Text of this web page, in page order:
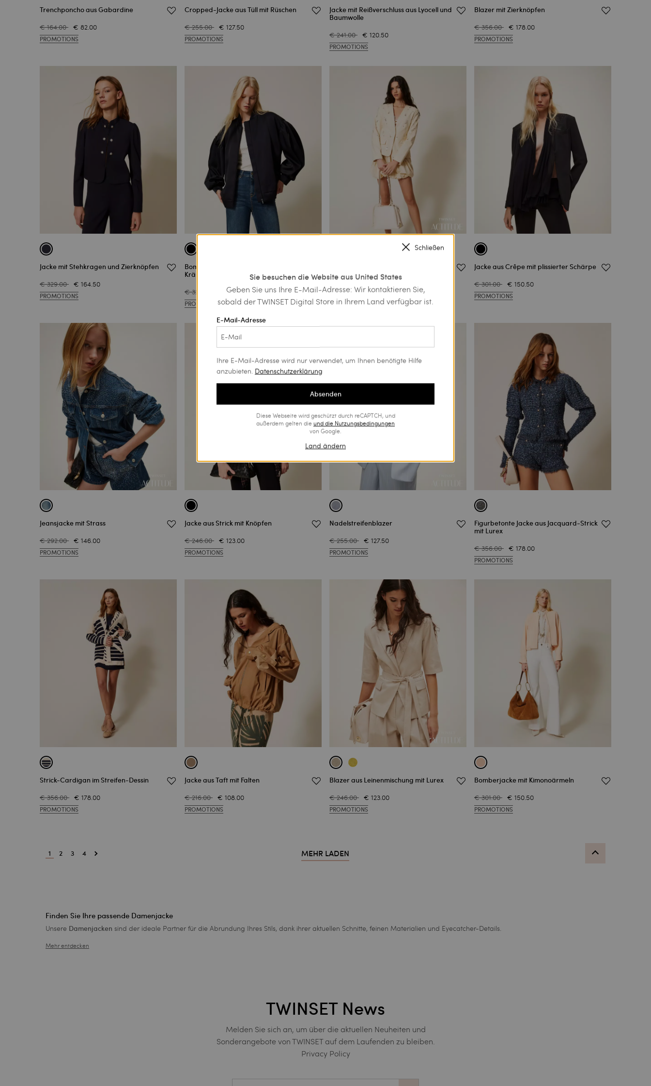
Trenchponcho aus Gabardine
€ 164.00 € 82.00
PROMOTIONS
Cropped-Jacke aus Tüll mit Rüschen
€ 255.00 € 127.50
PROMOTIONS
Jacke mit Reißverschluss aus Lyocell und
Baumwolle
€ 241.00 € 120.50
PROMOTIONS
Blazer mit Zierknöpfen
€ 356.00 € 178.00
PROMOTIONS
Jacke mit Stehkragen und Zierknöpfen
€ 329.00 € 164.50
PROMOTIONS
Bomberjacke aus Duchesse mit
Kräuselung
€ 329.00 € 164.50
PROMOTIONS
Jacke aus Crêpe mit plissierter Schärpe
€ 301.00 € 150.50
PROMOTIONS
Jeansjacke mit Strass
€ 292.00 € 146.00
PROMOTIONS
Jacke aus Strick mit Knöpfen
€ 246.00 € 123.00
PROMOTIONS
Nadelstreifenblazer
€ 255.00 € 127.50
PROMOTIONS
Figurbetonte Jacke aus Jacquard-Strick
mit Lurex
€ 356.00 € 178.00
PROMOTIONS
Strick-Cardigan im Streifen-Dessin
€ 356.00 € 178.00
PROMOTIONS
Jacke aus Taft mit Falten
€ 216.00 € 108.00
PROMOTIONS
Blazer aus Leinenmischung mit Lurex
€ 246.00 € 123.00
PROMOTIONS
Bomberjacke mit Kimonoärmeln
€ 301.00 € 150.50
PROMOTIONS
1 2 3 4 MEHR LADEN
Finden Sie Ihre passende Damenjacke
Unsere Damenjacken sind der ideale Partner für die Abrundung Ihres Stils, dank ihrer aktuellen Schnitte, feinen Materialien und Eyecatcher-Details.
Mehr entdecken
TWINSET News
Melden Sie sich an, um über die aktuellen Neuheiten und
Sonderangebote von TWINSET auf dem Laufenden zu bleiben.
Privacy Policy
Schließen
Sie besuchen die Website aus United States
Geben Sie uns Ihre E-Mail-Adresse: Wir kontaktieren Sie,
sobald der TWINSET Digital Store in Ihrem Land verfügbar ist.
E-Mail-Adresse
Ihre E-Mail-Adresse wird nur verwendet, um Ihnen benötigte Hilfe
anzubieten. Datenschutzerklärung
Absenden
Diese Webseite wird geschützt durch reCAPTCH, und
außerdem gelten die und die Nutzungsbedingungen
von Google.
Land ändern